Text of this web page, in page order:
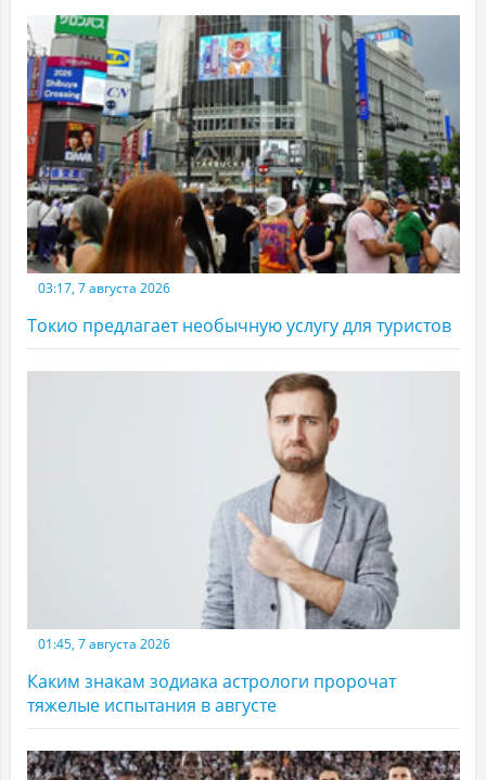
03:17, 7 августа 2026
Токио предлагает необычную услугу для туристов
01:45, 7 августа 2026
Каким знакам зодиака астрологи пророчат
тяжелые испытания в августе